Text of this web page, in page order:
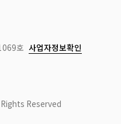
호 사업자정보확인
Reserved